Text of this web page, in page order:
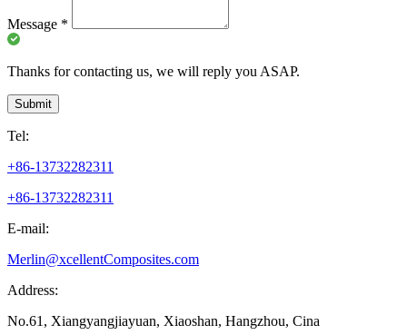
Message *
Thanks for contacting us, we will reply you ASAP.
Submit
Tel:
+86-13732282311
+86-13732282311
E-mail:
Merlin@xcellentComposites.com
Address:
No.61, Xiangyangjiayuan, Xiaoshan, Hangzhou, Cina